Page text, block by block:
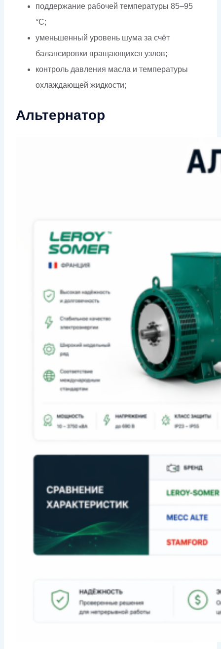
поддержание рабочей температуры 85–95
°C;
уменьшенный уровень шума за счёт
балансировки вращающихся узлов;
контроль давления масла и температуры
охлаждающей жидкости;
Альтернатор